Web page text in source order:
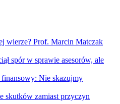
wierze? Prof. Marcin Matczak
spór w sprawie asesorów, ale
Nie skazujmy
skutków zamiast przyczyn